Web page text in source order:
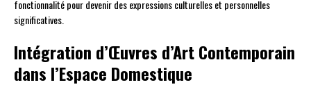
fonctionnalité pour devenir des expressions culturelles et personnelles
significatives.
Intégration d’Œuvres d’Art Contemporain
dans l’Espace Domestique